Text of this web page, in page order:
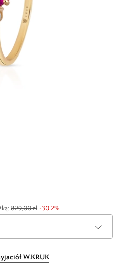
829,00 zł -30,2%
W.KRUK